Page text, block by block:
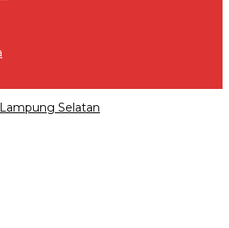
Lampung Selatan